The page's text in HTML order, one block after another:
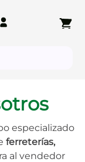
especializado
ferreterías,
al vendedor